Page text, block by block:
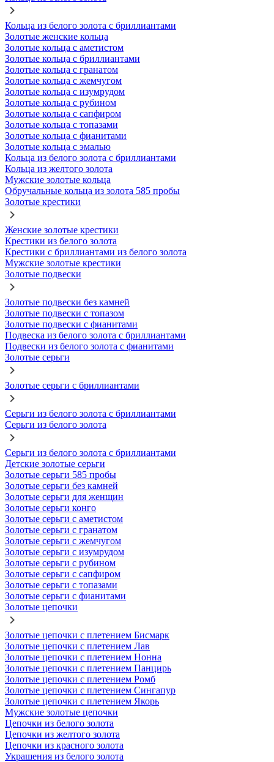
Кольца из белого золота с бриллиантами
Золотые женские кольца
Золотые кольца с аметистом
Золотые кольца с бриллиантами
Золотые кольца с гранатом
Золотые кольца с жемчугом
Золотые кольца с изумрудом
Золотые кольца с рубином
Золотые кольца с сапфиром
Золотые кольца с топазами
Золотые кольца с фианитами
Золотые кольца с эмалью
Кольца из белого золота с бриллиантами
Кольца из желтого золота
Мужские золотые кольца
Обручальные кольца из золота 585 пробы
Золотые крестики
Женские золотые крестики
Крестики из белого золота
Крестики с бриллиантами из белого золота
Мужские золотые крестики
Золотые подвески
Золотые подвески без камней
Золотые подвески с топазом
Золотые подвески с фианитами
Подвеска из белого золота с бриллиантами
Подвески из белого золота с фианитами
Золотые серьги
Золотые серьги с бриллиантами
Серьги из белого золота с бриллиантами
Серьги из белого золота
Серьги из белого золота с бриллиантами
Детские золотые серьги
Золотые серьги 585 пробы
Золотые серьги без камней
Золотые серьги для женщин
Золотые серьги конго
Золотые серьги с аметистом
Золотые серьги с гранатом
Золотые серьги с жемчугом
Золотые серьги с изумрудом
Золотые серьги с рубином
Золотые серьги с сапфиром
Золотые серьги с топазами
Золотые серьги с фианитами
Золотые цепочки
Золотые цепочки с плетением Бисмарк
Золотые цепочки с плетением Лав
Золотые цепочки с плетением Нонна
Золотые цепочки с плетением Панцирь
Золотые цепочки с плетением Ромб
Золотые цепочки с плетением Сингапур
Золотые цепочки с плетением Якорь
Мужские золотые цепочки
Цепочки из белого золота
Цепочки из желтого золота
Цепочки из красного золота
Украшения из белого золота